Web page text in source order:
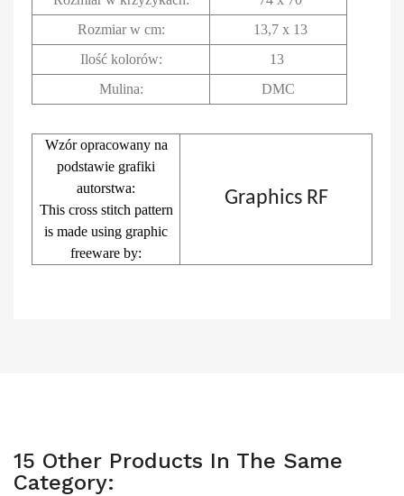
Rozmiar w cm:
13,7 x 13
Ilość kolorów:
13
Mulina:
DMC
Wzór opracowany na
podstawie grafiki
autorstwa:
This cross stitch pattern
is made using graphic
freeware by:
Graphics RF
15 Other Products In The Same
Category: